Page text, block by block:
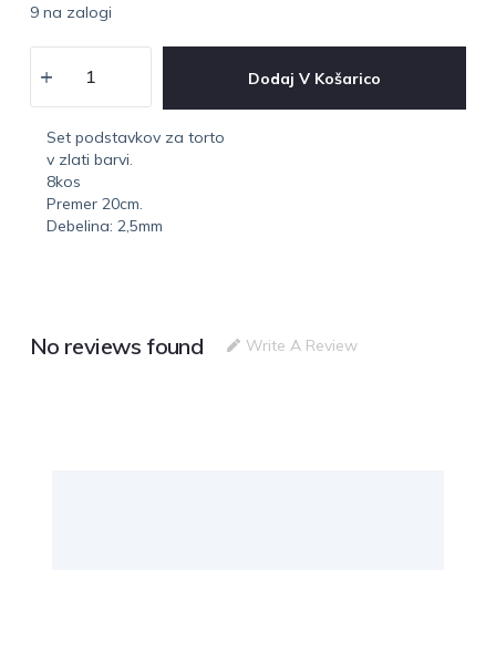
9 na zalogi
Dodaj V Košarico
Set podstavkov za torto
v zlati barvi.
8kos
Premer 20cm.
Debelina: 2,5mm
No reviews found Write A Review